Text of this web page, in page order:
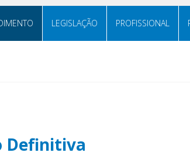
LEGISLAÇÃO PROFISSIONAL
Definitiva